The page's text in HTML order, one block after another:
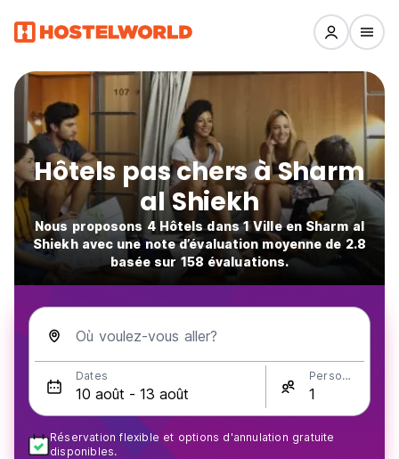
Hôtels pas chers à Sharm
al Shiekh
Nous proposons 4 Hôtels dans 1 Ville en Sharm al
Shiekh avec une note d’évaluation moyenne de 2.8
basée sur 158 évaluations.
Où voulez-vous aller?
Dates Personnes
Réservation flexible et options d'annulation gratuite
disponibles.